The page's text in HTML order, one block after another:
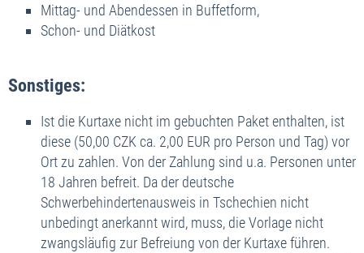
Mittag- und Abendessen in Buffetform,
Schon- und Diätkost
Sonstiges:
Ist die Kurtaxe nicht im gebuchten Paket enthalten, ist
diese (50,00 CZK ca. 2,00 EUR pro Person und Tag) vor
Ort zu zahlen. Von der Zahlung sind u.a. Personen unter
18 Jahren befreit. Da der deutsche
Schwerbehindertenausweis in Tschechien nicht
unbedingt anerkannt wird, muss, die Vorlage nicht
zwangsläufig zur Befreiung von der Kurtaxe führen.